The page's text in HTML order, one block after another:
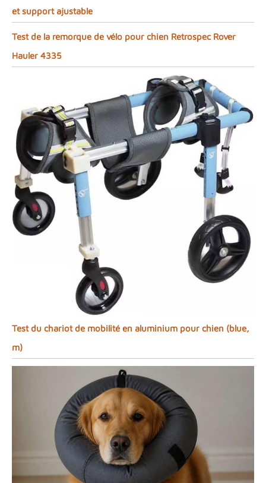
et support ajustable
Test de la remorque de vélo pour chien Retrospec Rover
Hauler 4335
Test du chariot de mobilité en aluminium pour chien (blue,
m)